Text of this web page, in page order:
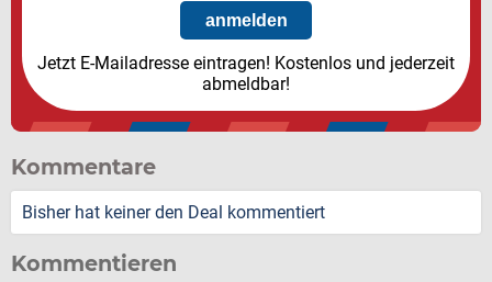
Jetzt E-Mailadresse eintragen! Kostenlos und jederzeit
abmeldbar!
Kommentare
Bisher hat keiner den Deal kommentiert
Kommentieren